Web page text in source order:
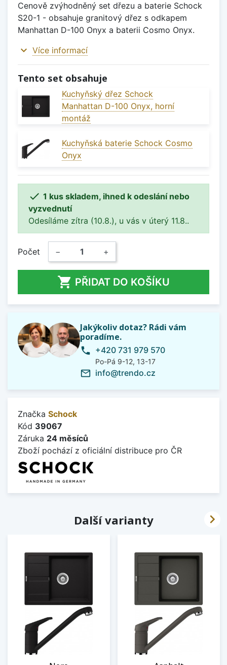
Cenově zvýhodněný set dřezu a baterie Schock
S20-1 - obsahuje granitový dřez s odkapem
Manhattan D-100 Onyx a baterii Cosmo Onyx.
expand_more Více informací
Tento set obsahuje
Kuchyňský dřez Schock
Manhattan D-100 Onyx, horní
montáž
Kuchyňská baterie Schock Cosmo
Onyx
 1 kus skladem, ihned k odeslání nebo
vyzvednutí
Odesíláme zítra (10.8.), u vás v úterý 11.8..
Počet − +
 PŘIDAT DO KOŠÍKU
Jakýkoliv dotaz? Rádi vám
poradíme.
phone +420 731 979 570
Po-Pá 9-12, 13-17
mail_outline info@trendo.cz
Značka Schock
Kód 39067
Záruka 24 měsíců
Zboží pochází z oficiální distribuce pro ČR
Další varianty 